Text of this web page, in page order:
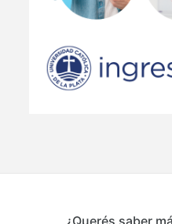
¿Querés saber